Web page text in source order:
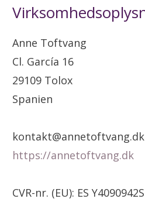
Anne Toftvang
Cl. García 16
29109 Tolox
Spanien
kontakt@annetoftvang.dk
https://annetoftvang.dk
CVR-nr. (EU): ES Y4090942S